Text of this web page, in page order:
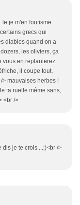
le je m'en foutisme
grecs qui
diables quand on a
les oliviers, ça
vous en replanterez
il coupe tout,
> mauvaises herbes !
ta ruelle même sans,
<br />
dis je te crois ...;)<br />